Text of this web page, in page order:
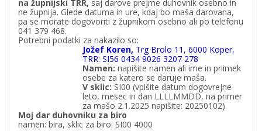
na župnijski TRR, saj darove prejme duhovnik osebno in
ne župnija. Glede datuma in ure, kdaj bo maša darovana,
pa se morate dogovoriti z župnikom osebno ali po telefonu
041 379 468.
Potrebni podatki za nakazilo so:
Jožef Koren, Trg Brolo 11, 6000 Koper,
TRR: SI56 0434 9026 3207 278
Namen: napišite namen ali ime in priimek
osebe za katero se daruje maša.
V sklic: SI00 (vpišite datum dogovrejne
leto, mesec in dan LLLLMMDD, na primer
za mašo 2.1.2025 napišite: 20250102).
Moj dar duhovniku za biro
namen: bira, sklic za biro: SI00 4000